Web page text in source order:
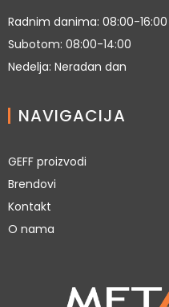
Radnim danima: 08:00-16:00
Subotom: 08:00-14:00
Nedelja: Neradan dan
NAVIGACIJA
GEFF proizvodi
Brendovi
Kontakt
O nama